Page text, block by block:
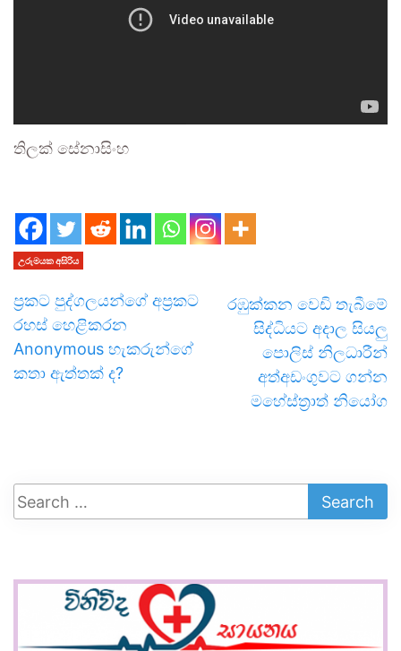
තිලක් සේනාසිංහ
උරුමයක අසිරිය
ප්‍රකට පුද්ගලයන්ගේ අප්‍රකට
රහස් හෙළිකරන
Anonymous හැකරුන්ගේ
කතා ඇත්තක් ද?
රඹුක්කන වෙඩි තැබීමේ
සිද්ධියට අදාල සියලු
පොලිස් නිලධාරීන්
අත්අඩංගුවට ගන්න
මහේස්ත්‍රාත් නියෝග